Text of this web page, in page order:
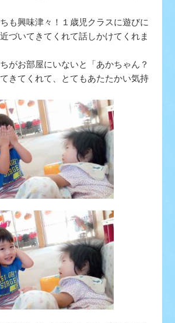
も興味津々！１歳児クラスに遊びに
づいてきてくれて話しかけてくれま
がお部屋にいないと「あかちゃん？
きてくれて、とてもあたたかい気持